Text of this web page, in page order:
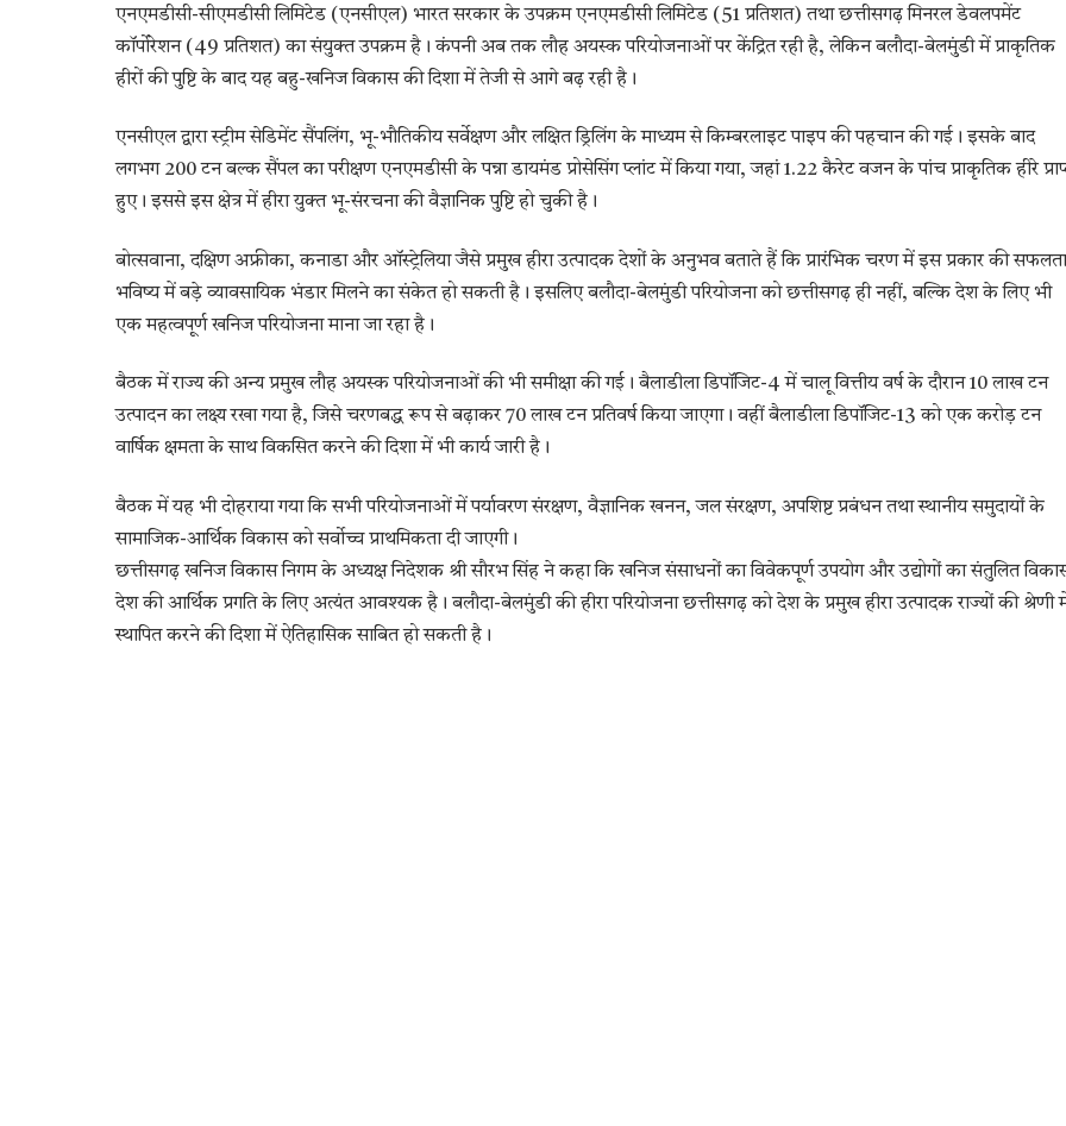
एनएमडीसी-सीएमडीसी लिमिटेड (एनसीएल) भारत सरकार के उपक्रम एनएमडीसी लिमिटेड (51 प्रतिशत) तथा छत्तीसगढ़ मिनरल डेवलपमेंट
कॉर्पोरेशन (49 प्रतिशत) का संयुक्त उपक्रम है। कंपनी अब तक लौह अयस्क परियोजनाओं पर केंद्रित रही है, लेकिन बलौदा-बेलमुंडी में प्राकृतिक
हीरों की पुष्टि के बाद यह बहु-खनिज विकास की दिशा में तेजी से आगे बढ़ रही है।
एनसीएल द्वारा स्ट्रीम सेडिमेंट सैंपलिंग, भू-भौतिकीय सर्वेक्षण और लक्षित ड्रिलिंग के माध्यम से किम्बरलाइट पाइप की पहचान की गई। इसके बाद
लगभग 200 टन बल्क सैंपल का परीक्षण एनएमडीसी के पन्ना डायमंड प्रोसेसिंग प्लांट में किया गया, जहां 1.22 कैरेट वजन के पांच प्राकृतिक हीरे
हुए। इससे इस क्षेत्र में हीरा युक्त भू-संरचना की वैज्ञानिक पुष्टि हो चुकी है।
बोत्सवाना, दक्षिण अफ्रीका, कनाडा और ऑस्ट्रेलिया जैसे प्रमुख हीरा उत्पादक देशों के अनुभव बताते हैं कि प्रारंभिक चरण में इस प्रकार की सफलता
भविष्य में बड़े व्यावसायिक भंडार मिलने का संकेत हो सकती है। इसलिए बलौदा-बेलमुंडी परियोजना को छत्तीसगढ़ ही नहीं, बल्कि देश के लिए भी
एक महत्वपूर्ण खनिज परियोजना माना जा रहा है।
बैठक में राज्य की अन्य प्रमुख लौह अयस्क परियोजनाओं की भी समीक्षा की गई। बैलाडीला डिपॉजिट-4 में चालू वित्तीय वर्ष के दौरान 10 लाख टन
उत्पादन का लक्ष्य रखा गया है, जिसे चरणबद्ध रूप से बढ़ाकर 70 लाख टन प्रतिवर्ष किया जाएगा। वहीं बैलाडीला डिपॉजिट-13 को एक करोड़ टन
वार्षिक क्षमता के साथ विकसित करने की दिशा में भी कार्य जारी है।
बैठक में यह भी दोहराया गया कि सभी परियोजनाओं में पर्यावरण संरक्षण, वैज्ञानिक खनन, जल संरक्षण, अपशिष्ट प्रबंधन तथा स्थानीय समुदायों के
सामाजिक-आर्थिक विकास को सर्वोच्च प्राथमिकता दी जाएगी।
छत्तीसगढ़ खनिज विकास निगम के अध्यक्ष निदेशक श्री सौरभ सिंह ने कहा कि खनिज संसाधनों का विवेकपूर्ण उपयोग और उद्योगों का संतुलित
देश की आर्थिक प्रगति के लिए अत्यंत आवश्यक है। बलौदा-बेलमुंडी की हीरा परियोजना छत्तीसगढ़ को देश के प्रमुख हीरा उत्पादक राज्यों की श्रेणी
स्थापित करने की दिशा में ऐतिहासिक साबित हो सकती है।